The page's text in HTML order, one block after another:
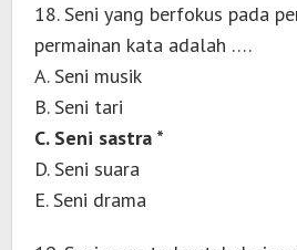
18. Seni yang berfokus pada
permainan kata adalah ….
A. Seni musik
B. Seni tari
C. Seni sastra *
D. Seni suara
E. Seni drama